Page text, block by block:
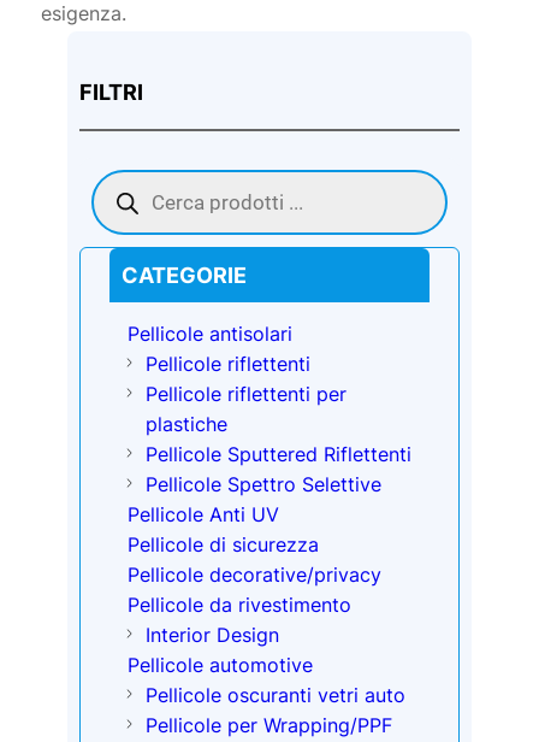
esigenza.
FILTRI
Products
search
CATEGORIE
Pellicole antisolari
Pellicole riflettenti
Pellicole riflettenti per
plastiche
Pellicole Sputtered Riflettenti
Pellicole Spettro Selettive
Pellicole Anti UV
Pellicole di sicurezza
Pellicole decorative/privacy
Pellicole da rivestimento
Interior Design
Pellicole automotive
Pellicole oscuranti vetri auto
Pellicole per Wrapping/PPF